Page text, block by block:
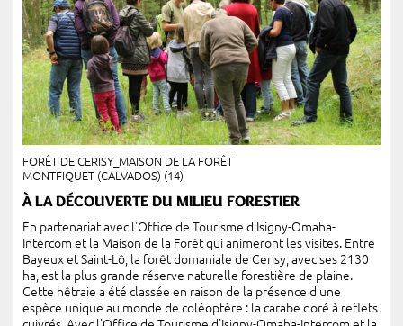
FORÊT DE CERISY_MAISON DE LA FORÊT
MONTFIQUET (CALVADOS) (14)
À LA DÉCOUVERTE DU MILIEU FORESTIER
En partenariat avec l'Office de Tourisme d'Isigny-Omaha-
Intercom et la Maison de la Forêt qui animeront les visites. Entre
Bayeux et Saint-Lô, la forêt domaniale de Cerisy, avec ses 2130
ha, est la plus grande réserve naturelle forestière de plaine.
Cette hêtraie a été classée en raison de la présence d'une
espèce unique au monde de coléoptère : la carabe doré à reflets